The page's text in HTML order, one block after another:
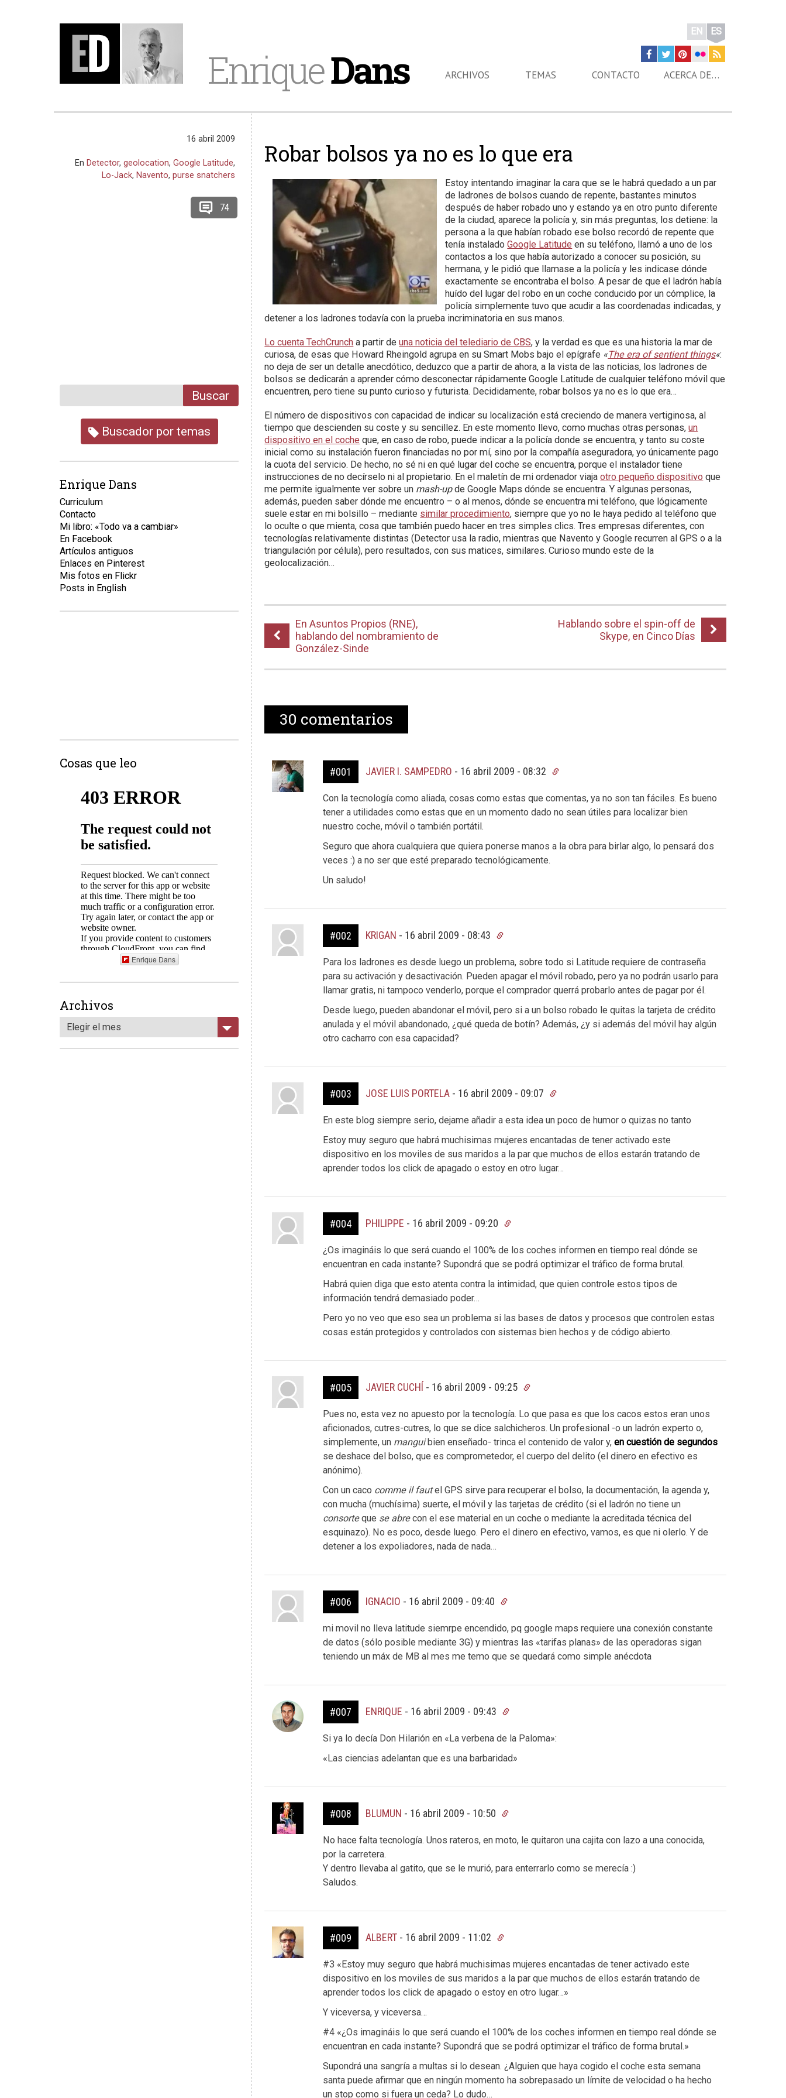
EnriqueDans
EN ES
ARCHIVOS TEMAS CONTACTO ACERCA DE…
Robar bolsos ya no es lo que era
Estoy intentando imaginar la cara que se le habrá quedado a un par
de ladrones de bolsos cuando de repente, bastantes minutos
después de haber robado uno y estando ya en otro punto diferente
de la ciudad, aparece la policía y, sin más preguntas, los detiene: la
persona a la que habían robado ese bolso recordó de repente que
tenía instaladoGoogle Latitude en su teléfono, llamó a uno de los
contactos a los que había autorizado a conocer su posición, su
hermana, y le pidió que llamase a la policía y les indicase dónde
exactamente se encontraba el bolso. A pesar de que el ladrón había
huído del lugar del robo en un coche conducido por un cómplice, la
policía simplemente tuvo que acudir a las coordenadas indicadas, y
detener a los ladrones todavía con la prueba incriminatoria en sus manos.
Lo cuenta TechCrunch a partir deuna noticia del telediario de CBS, y la verdad es que es una historia la mar de
curiosa, de esas que Howard Rheingold agrupa en su Smart Mobs bajo el epígrafe «The era of sentient things«:
no deja de ser un detalle anecdótico, deduzco que a partir de ahora, a la vista de las noticias, los ladrones de
bolsos se dedicarán a aprender cómo desconectar rápidamente Google Latitude de cualquier teléfono móvil que
encuentren, pero tiene su punto curioso y futurista. Decididamente, robar bolsos ya no es lo que era…
El número de dispositivos con capacidad de indicar su localización está creciendo de manera vertiginosa, al
tiempo que descienden su coste y su sencillez. En este momento llevo, como muchas otras personas,un
dispositivo en el coche que, en caso de robo, puede indicar a la policía donde se encuentra, y tanto su coste
inicial como su instalación fueron financiadas no por mí, sino por la compañía aseguradora, yo únicamente pago
la cuota del servicio. De hecho, no sé ni en qué lugar del coche se encuentra, porque el instalador tiene
instrucciones de no decírselo ni al propietario. En el maletín de mi ordenador viajaotro pequeño dispositivo que
me permite igualmente ver sobre un mash-upde Google Maps dónde se encuentra. Y algunas personas,
además, pueden saber dónde me encuentro – o al menos, dónde se encuentra mi teléfono, que lógicamente
suele estar en mi bolsillo – mediante similar procedimiento, siempre que yo no le haya pedido al teléfono que
lo oculte o que mienta, cosa que también puedo hacer en tres simples clics. Tres empresas diferentes, con
tecnologías relativamente distintas (Detector usa la radio, mientras que Navento y Google recurren al GPS o a la
triangulación por célula), pero resultados, con sus matices, similares. Curioso mundo este de la
geolocalización…
En Asuntos Propios (RNE),
hablando del nombramiento de
González-Sinde
Hablando sobre el spin-off de
Skype, en Cinco Días
30 comentarios
#001 JAVIER I. SAMPEDRO - 16 abril 2009 - 08:32
Con la tecnología como aliada, cosas como estas que comentas, ya no son tan fáciles. Es bueno
tener a utilidades como estas que en un momento dado no sean útiles para localizar bien
nuestro coche, móvil o también portátil.
Seguro que ahora cualquiera que quiera ponerse manos a la obra para birlar algo, lo pensará dos
veces :) a no ser que esté preparado tecnológicamente.
Un saludo!
#002 KRIGAN - 16 abril 2009 - 08:43
Para los ladrones es desde luego un problema, sobre todo si Latitude requiere de contraseña
para su activación y desactivación. Pueden apagar el móvil robado, pero ya no podrán usarlo para
llamar gratis, ni tampoco venderlo, porque el comprador querrá probarlo antes de pagar por él.
Desde luego, pueden abandonar el móvil, pero si a un bolso robado le quitas la tarjeta de crédito
anulada y el móvil abandonado, ¿qué queda de botín? Además, ¿y si además del móvil hay algún
otro cacharro con esa capacidad?
#003 JOSE LUIS PORTELA- 16 abril 2009 - 09:07
En este blog siempre serio, dejame añadir a esta idea un poco de humor o quizas no tanto
Estoy muy seguro que habrá muchisimas mujeres encantadas de tener activado este
dispositivo en los moviles de sus maridos a la par que muchos de ellos estarán tratando de
aprender todos los click de apagado o estoy en otro lugar…
#004 PHILIPPE - 16 abril 2009 - 09:20
¿Os imagináis lo que será cuando el 100% de los coches informen en tiempo real dónde se
encuentran en cada instante? Supondrá que se podrá optimizar el tráfico de forma brutal.
Habrá quien diga que esto atenta contra la intimidad, que quien controle estos tipos de
información tendrá demasiado poder…
Pero yo no veo que eso sea un problema si las bases de datos y procesos que controlen estas
cosas están protegidos y controlados con sistemas bien hechos y de código abierto.
#005 JAVIER CUCHÍ - 16 abril 2009 - 09:25
Pues no, esta vez no apuesto por la tecnología. Lo que pasa es que los cacos estos eran unos
aficionados, cutres-cutres, lo que se dice salchicheros. Un profesional -o un ladrón experto o,
simplemente, un manguibien enseñado- trinca el contenido de valor y, en cuestión de segundos
se deshace del bolso, que es comprometedor, el cuerpo del delito (el dinero en efectivo es
anónimo).
Con un caco comme il fautel GPS sirve para recuperar el bolso, la documentación, la agenda y,
con mucha (muchísima) suerte, el móvil y las tarjetas de crédito (si el ladrón no tiene un
consorteque se abrecon el ese material en un coche o mediante la acreditada técnica del
esquinazo). No es poco, desde luego. Pero el dinero en efectivo, vamos, es que ni olerlo. Y de
detener a los expoliadores, nada de nada…
#006 IGNACIO - 16 abril 2009 - 09:40
mi movil no lleva latitude siemrpe encendido, pq google maps requiere una conexión constante
de datos (sólo posible mediante 3G) y mientras las «tarifas planas» de las operadoras sigan
teniendo un máx de MB al mes me temo que se quedará como simple anécdota
#007 ENRIQUE - 16 abril 2009 - 09:43
Si ya lo decía Don Hilarión en «La verbena de la Paloma»:
«Las ciencias adelantan que es una barbaridad»
#008 BLUMUN - 16 abril 2009 - 10:50
No hace falta tecnología. Unos rateros, en moto, le quitaron una cajita con lazo a una conocida,
por la carretera.
Y dentro llevaba al gatito, que se le murió, para enterrarlo como se merecía :)
Saludos.
#009 ALBERT- 16 abril 2009 - 11:02
#3 «Estoy muy seguro que habrá muchisimas mujeres encantadas de tener activado este
dispositivo en los moviles de sus maridos a la par que muchos de ellos estarán tratando de
aprender todos los click de apagado o estoy en otro lugar…»
Y viceversa, y viceversa…
#4 «¿Os imagináis lo que será cuando el 100% de los coches informen en tiempo real dónde se
encuentran en cada instante? Supondrá que se podrá optimizar el tráfico de forma brutal.»
Supondrá una sangría a multas si lo desean. ¿Alguien que haya cogido el coche esta semana
santa puede afirmar que en ningún momento ha sobrepasado un límite de velocidad o ha hecho
un stop como si fuera un ceda? Lo dudo…
16 abril 2009
EnDetector,geolocation,Google Latitude,
Lo-Jack,Navento,purse snatchers
74
Buscar
Buscador por temas
Enrique Dans
Curriculum
Contacto
Mi libro: «Todo va a cambiar»
En Facebook
Artículos antiguos
Enlaces en Pinterest
Mis fotos en Flickr
Posts in English
Cosas que leo
Enrique Dans
Archivos
Elegir el mes